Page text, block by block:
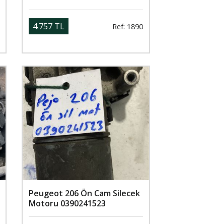
4.757 TL Ref: 1890
Peugeot 206 Ön Cam Silecek
Motoru 0390241523